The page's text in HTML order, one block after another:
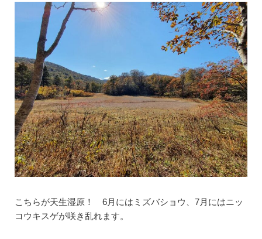
こちらが天生湿原！ 6月にはミズバショウ、7月にはニッ
コウキスゲが咲き乱れます。